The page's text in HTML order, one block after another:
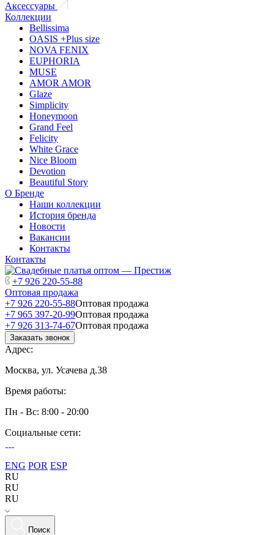
Аксессуары
Коллекции
Bellissima
OASIS +Plus size
NOVA FENIX
EUPHORIA
MUSE
AMOR AMOR
Glaze
Simplicity
Honeymoon
Grand Feel
Felicity
White Grace
Nice Bloom
Devotion
Beautiful Story
О Бренде
Наши коллекции
История бренда
Новости
Вакансии
Контакты
Контакты
+7 926 220-55-88
Оптовая продажа
+7 926 220-55-88Оптовая продажа
+7 965 397-20-99Оптовая продажа
+7 926 313-74-67Оптовая продажа
Заказать звонок
Адрес:
Москва, ул. Усачева д.38
Время работы:
Пн - Вс: 8:00 - 20:00
Социальные сети:
ENG POR ESP
RU
RU
RU
Поиск